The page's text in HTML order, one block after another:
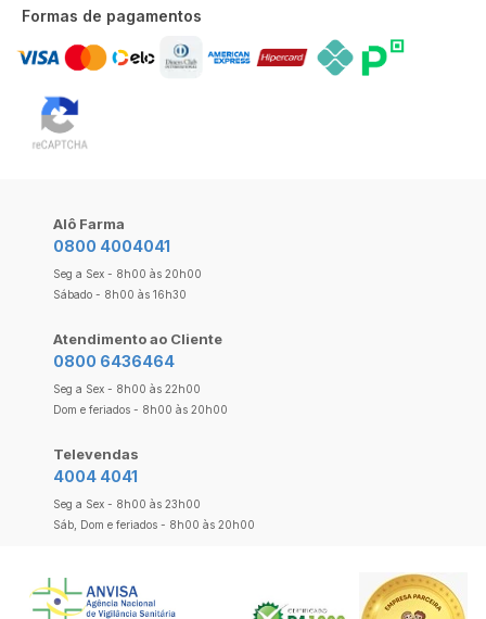
Formas de pagamentos
Alô Farma
0800 4004041
Seg a Sex - 8h00 às 20h00
Sábado - 8h00 às 16h30
Atendimento ao Cliente
0800 6436464
Seg a Sex - 8h00 às 22h00
Dom e feriados - 8h00 às 20h00
Televendas
4004 4041
Seg a Sex - 8h00 às 23h00
Sáb, Dom e feriados - 8h00 às 20h00